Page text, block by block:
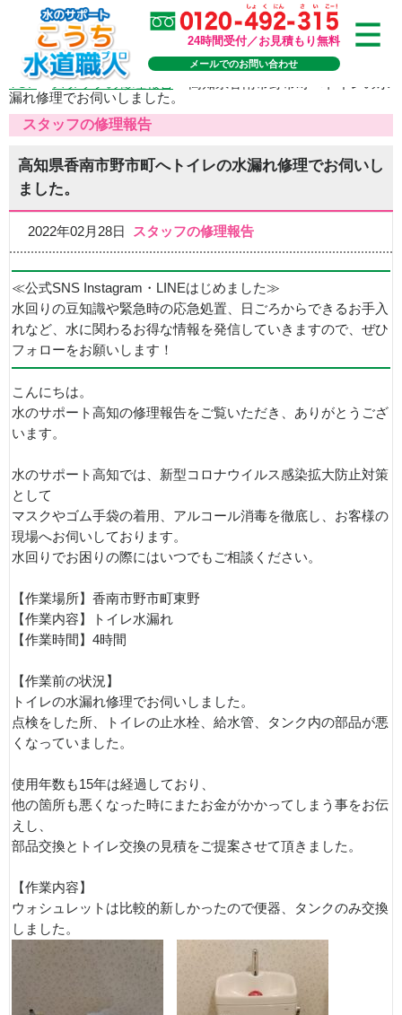
24時間受付／お見積もり無料
メールでのお問い合わせ
TOP>スタッフの修理報告
漏れ修理でお伺いしました。
スタッフの修理報告
高知県香南市野市町へトイレの水漏れ修理でお伺いし
ました。
2022年02月28日 スタッフの修理報告
≪公式SNS Instagram・LINEはじめました≫
水回りの豆知識や緊急時の応急処置、日ごろからできるお手入
れなど、水に関わるお得な情報を発信していきますので、ぜひ
フォローをお願いします！
こんにちは。
水のサポート高知の修理報告をご覧いただき、ありがとうござ
います。
水のサポート高知では、新型コロナウイルス感染拡大防止対策
として
マスクやゴム手袋の着用、アルコール消毒を徹底し、お客様の
現場へお伺いしております。
水回りでお困りの際にはいつでもご相談ください。
【作業場所】香南市野市町東野
【作業内容】トイレ水漏れ
【作業時間】4時間
【作業前の状況】
トイレの水漏れ修理でお伺いしました。
点検をした所、トイレの止水栓、給水管、タンク内の部品が悪
くなっていました。
使用年数も15年は経過しており、
他の箇所も悪くなった時にまたお金がかかってしまう事をお伝
えし、
部品交換とトイレ交換の見積をご提案させて頂きました。
【作業内容】
ウォシュレットは比較的新しかったので便器、タンクのみ交換
しました。